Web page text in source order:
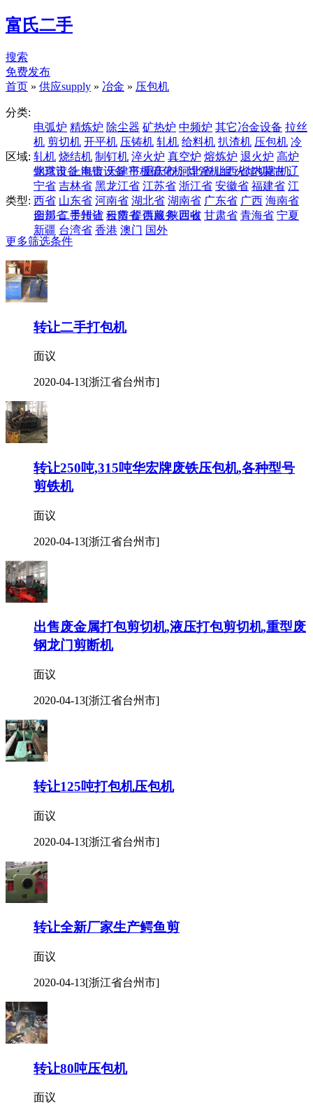
富氏二手
搜索
免费发布
首页 » 供应supply » 冶金 » 压包机
分类:
电弧炉 精炼炉 除尘器 矿热炉 中频炉 其它冶金设备 拉丝
机 剪切机 开平机 压铸机 轧机 给料机 扒渣机 压包机 冷
轧机 烧结机 制钉机 淬火炉 真空炉 熔炼炉 退火炉 高炉
钢球设备 电镀设备 平板硫化机 焊管机组 火焰切割机
区域:
北京市 上海市 天津市 重庆市 河北省 山西省 内蒙古 辽
宁省 吉林省 黑龙江省 江苏省 浙江省 安徽省 福建省 江
西省 山东省 河南省 湖北省 湖南省 广东省 广西 海南省
四川省 贵州省 云南省 西藏 陕西省 甘肃省 青海省 宁夏
新疆 台湾省 香港 澳门 国外
类型:
全部 二手转让 租赁 提供服务 回收
更多筛选条件
转让二手打包机
面议
2020-04-13[浙江省台州市]
转让250吨,315吨华宏牌废铁压包机,各种型号
剪铁机
面议
2020-04-13[浙江省台州市]
出售废金属打包剪切机,液压打包剪切机,重型废
钢龙门剪断机
面议
2020-04-13[浙江省台州市]
转让125吨打包机压包机
面议
2020-04-13[浙江省台州市]
转让全新厂家生产鳄鱼剪
面议
2020-04-13[浙江省台州市]
转让80吨压包机
面议